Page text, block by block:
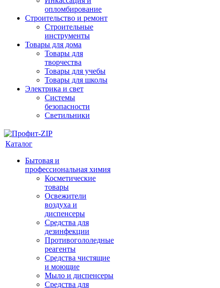
опломбирование
Строительство и ремонт
Строительные
инструменты
Товары для дома
Товары для
творчества
Товары для учебы
Товары для школы
Электрика и свет
Системы
безопасности
Светильники
Каталог
Бытовая и
профессиональная химия
Косметические
товары
Освежители
воздуха и
диспенсеры
Средства для
дезинфекции
Противогололедные
реагенты
Средства чистящие
и моющие
Мыло и диспенсеры
Средства для